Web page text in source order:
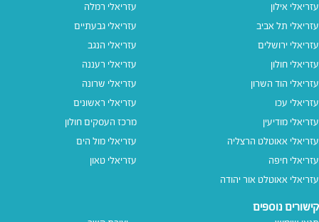
עזריאלי אילון
עזריאלי תל אביב
עזריאלי ירושלים
עזריאלי חולון
עזריאלי הוד השרון
עזריאלי עכו
עזריאלי מודיעין
עזריאלי אאוטלט הרצליה
עזריאלי חיפה
עזריאלי אאוטלט אור יהודה
עזריאלי רמלה
עזריאלי גבעתיים
עזריאלי הנגב
עזריאלי רעננה
עזריאלי שרונה
עזריאלי ראשונים
מרכז העסקים חולון
עזריאלי מול הים
עזריאלי טאון
קישורים נוספים